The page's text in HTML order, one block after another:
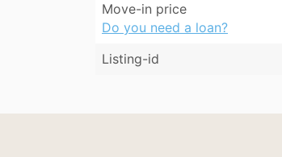
Move-in price
Do you need a loan?
Listing-id